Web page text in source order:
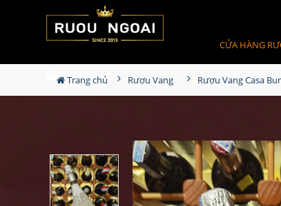
CỬA HÀNG
0 Giỏ hàng
Trang chủ Rượu Vang